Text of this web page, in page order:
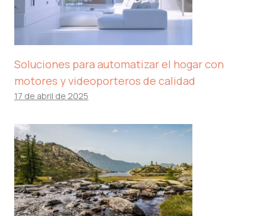
Soluciones para automatizar el hogar con
motores y videoporteros de calidad
17 de abril de 2025